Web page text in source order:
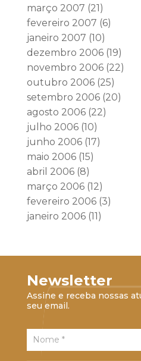
março 2007 (21)
fevereiro 2007 (6)
janeiro 2007 (10)
dezembro 2006(19)
novembro 2006(22)
outubro 2006(25)
setembro 2006(20)
agosto 2006(22)
julho 2006(10)
junho 2006(17)
maio 2006(15)
abril 2006(8)
março 2006(12)
fevereiro 2006(3)
janeiro 2006(11)
Newsletter
Assine e receba nossas
seu email.